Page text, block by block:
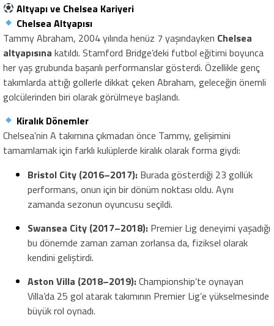
Altyapı ve Chelsea Kariyeri
Chelsea Altyapısı
Tammy Abraham, 2004 yılında henüz 7 yaşındayken Chelsea
altyapısına katıldı. Stamford Bridge’deki futbol eğitimi boyunca
her yaş grubunda başarılı performanslar gösterdi. Özellikle genç
takımlarda attığı gollerle dikkat çeken Abraham, geleceğin önemli
golcülerinden biri olarak görülmeye başlandı.
Kiralık Dönemler
Chelsea’nin A takımına çıkmadan önce Tammy, gelişimini
tamamlamak için farklı kulüplerde kiralık olarak forma giydi:
Bristol City (2016–2017): Burada gösterdiği 23 gollük
performans, onun için bir dönüm noktası oldu. Aynı
zamanda sezonun oyuncusu seçildi.
Swansea City (2017–2018): Premier Lig deneyimi yaşadığı
bu dönemde zaman zaman zorlansa da, fiziksel olarak
kendini geliştirdi.
Aston Villa (2018–2019):Championship’te oynayan
Villa’da 25 gol atarak takımının Premier Lig’e yükselmesinde
büyük rol oynadı.